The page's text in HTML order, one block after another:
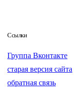
Ссылки
Группа Вконтакте
старая версия сайта
обратная связь